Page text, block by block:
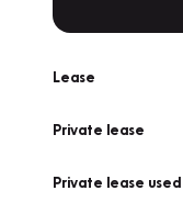
Lease
Private lease
Private lease used